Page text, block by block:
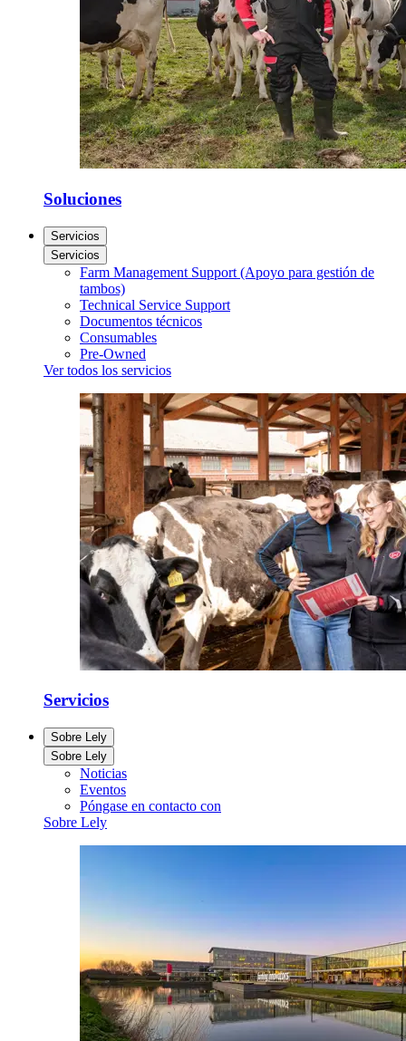
Soluciones
Servicios
Servicios
Farm Management Support (Apoyo para gestión de
tambos)
Technical Service Support
Documentos técnicos
Consumables
Pre-Owned
Ver todos los servicios
Servicios
Sobre Lely
Sobre Lely
Noticias
Eventos
Póngase en contacto con
Sobre Lely